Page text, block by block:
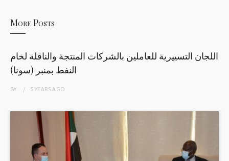
More Posts
اللجان التسييرية للعاملين بالشركات المنتجة والناقلة لخام
النفط بمنبر (سونا)
BY 5 YEARSAGO